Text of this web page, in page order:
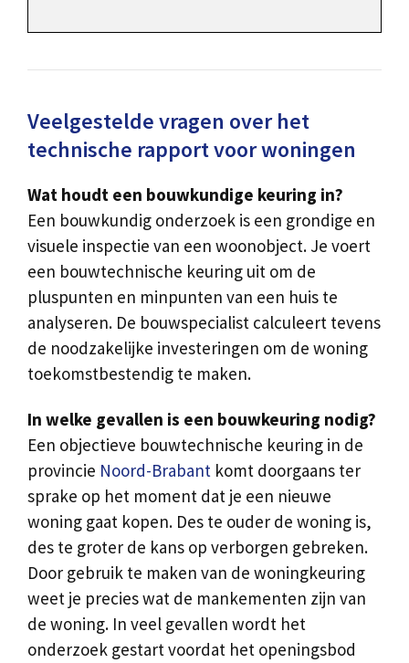
Veelgestelde vragen over het
technische rapport voor woningen
Wat houdt een bouwkundige keuring in?
Een bouwkundig onderzoek is een grondige en
visuele inspectie van een woonobject. Je voert
een bouwtechnische keuring uit om de
pluspunten en minpunten van een huis te
analyseren. De bouwspecialist calculeert tevens
de noodzakelijke investeringen om de woning
toekomstbestendig te maken.
In welke gevallen is een bouwkeuring nodig?
Een objectieve bouwtechnische keuring in de
provincie Noord-Brabant komt doorgaans ter
sprake op het moment dat je een nieuwe
woning gaat kopen. Des te ouder de woning is,
des te groter de kans op verborgen gebreken.
Door gebruik te maken van de woningkeuring
weet je precies wat de mankementen zijn van
de woning. In veel gevallen wordt het
onderzoek gestart voordat het openingsbod